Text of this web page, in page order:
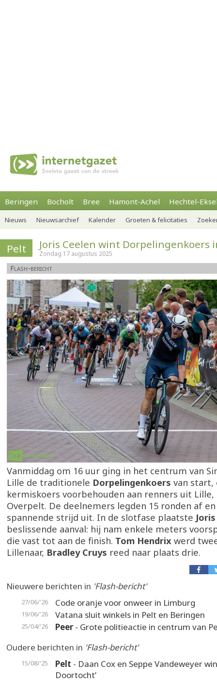
Beringen Bocholt Bree Hamont-Achel Hechtel-
Nieuws Nieuwsarchief Kalender Groeten & felicitaties
Pelt Joris Ceelen wint Dorpelingenkoers
Zondag 17 augustus 2025
Flash-bericht
Vanmiddag om 16 uur ging in het centrum van
Lille de traditionele Dorpelingenkoers van start,
kermiskoers voorbehouden aan renners uit
Overpelt. De deelnemers legden 15 ronden af
spannende strijd uit. In de slotfase plaatste
beslissende aanval: hij nam enkele meters
die vast tot aan de finish. Tom Hendrix werd
Lillenaar, Bradley Cruys reed naar plaats drie.
Nieuwere berichten in 'Flash-bericht'
27/06/'26 Code oranje voor onweer in Limburg
19/06/'26 Vatana sluit winkels in Pelt en Beringen
25/04/'26 Peer- Grote politieactie in centrum van
Oudere berichten in 'Flash-bericht'
15/08/'25 Pelt - Daan Cox en Seppe Vandeweyer
Doortocht’